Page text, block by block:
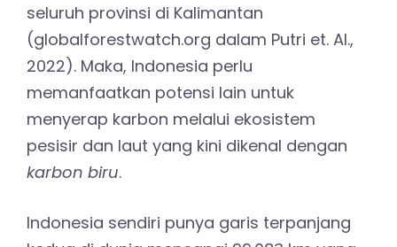
seluruh provinsi di Kalimantan
(globalforestwatch.org dalam Putri et. Al.,
2022). Maka, Indonesia perlu
memanfaatkan potensi lain untuk
menyerap karbon melalui ekosistem
pesisir dan laut yang kini dikenal dengan
karbon biru.
Indonesia sendiri punya garis terpanjang